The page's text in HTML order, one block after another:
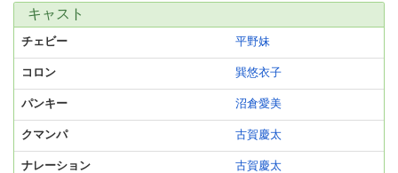
キャスト
チェビー 平野妹
コロン 巽悠衣子
パンキー 沼倉愛美
クマンパ 古賀慶太
ナレーション 古賀慶太